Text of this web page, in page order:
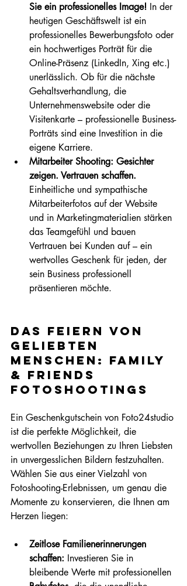
Sie ein professionelles Image! In der
heutigen Geschäftswelt ist ein
professionelles Bewerbungsfoto oder
ein hochwertiges Porträt für die
Online-Präsenz (LinkedIn, Xing etc.)
unerlässlich. Ob für die nächste
Gehaltsverhandlung, die
Unternehmenswebsite oder die
Visitenkarte – professionelle Business-
Porträts sind eine Investition in die
eigene Karriere.
Mitarbeiter Shooting: Gesichter
zeigen. Vertrauen schaffen.
Einheitliche und sympathische
Mitarbeiterfotos auf der Website
und in Marketingmaterialien stärken
das Teamgefühl und bauen
Vertrauen bei Kunden auf – ein
wertvolles Geschenk für jeden, der
sein Business professionell
präsentieren möchte.
Das Feiern von
geliebten
Menschen: Family
& Friends
Fotoshootings
Ein Geschenkgutschein von Foto24studio
ist die perfekte Möglichkeit, die
wertvollen Beziehungen zu Ihren Liebsten
in unvergesslichen Bildern festzuhalten.
Wählen Sie aus einer Vielzahl von
Fotoshooting-Erlebnissen, um genau die
Momente zu konservieren, die Ihnen am
Herzen liegen:
Zeitlose Familienerinnerungen
schaffen: Investieren Sie in
bleibende Werte mit professionellen